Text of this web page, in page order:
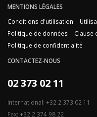
MENTIONS LÉGALES
Conditions d'utilisation
Politique de données
Clause
Politique de confidentialité
CONTACTEZ-NOUS
02 373 02 11
International: +32 2 373 02 11
Fax: +32 2 374 98 22